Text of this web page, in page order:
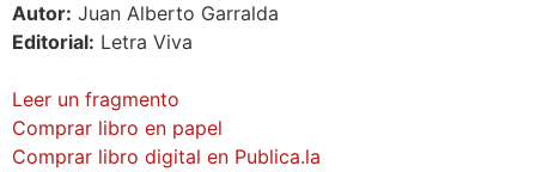
Autor: Juan Alberto Garralda
Editorial: Letra Viva
Leer un fragmento
Comprar libro en papel
Comprar libro digital en Publica.la